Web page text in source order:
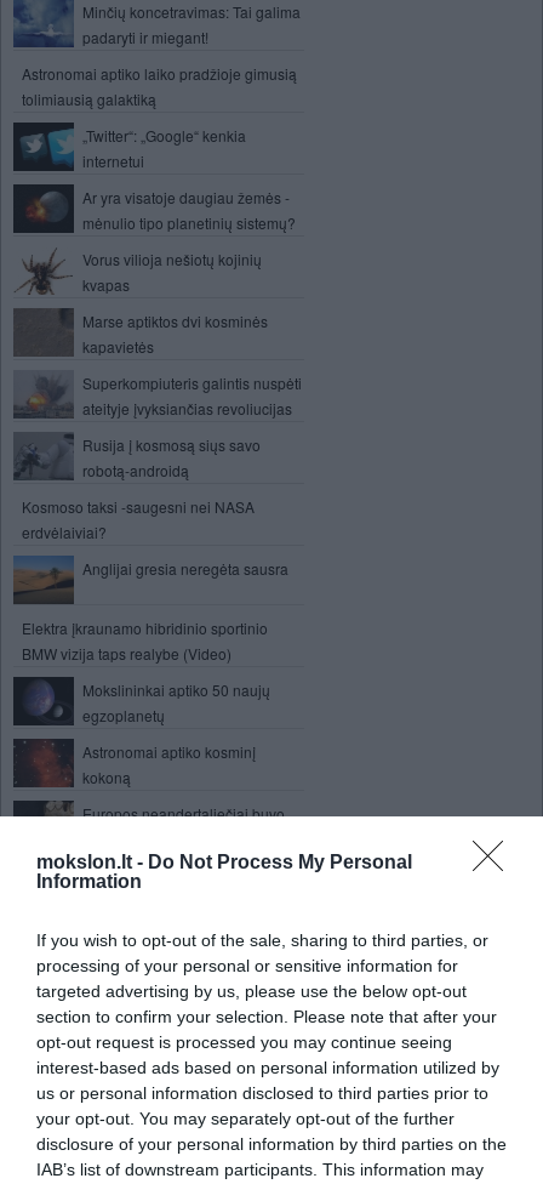
mokslon.lt - Do Not Process My Personal
Information
If you wish to opt-out of the sale, sharing to third parties, or
processing of your personal or sensitive information for
targeted advertising by us, please use the below opt-out
section to confirm your selection. Please note that after your
opt-out request is processed you may continue seeing
interest-based ads based on personal information utilized by
us or personal information disclosed to third parties prior to
your opt-out. You may separately opt-out of the further
disclosure of your personal information by third parties on the
IAB’s list of downstream participants. This information may
Minčių koncetravimas: Tai galima
padaryti ir miegant!
Astronomai aptiko laiko pradžioje gimusią
tolimiausią galaktiką
„Twitter“: „Google“ kenkia
internetui
Ar yra visatoje daugiau žemės -
mėnulio tipo planetinių sistemų?
Vorus vilioja nešiotų kojinių
kvapas
Marse aptiktos dvi kosminės
kapavietės
Superkompiuteris galintis nuspėti
ateityje įvyksiančias revoliucijas
Rusija į kosmosą siųs savo
robotą-androidą
Kosmoso taksi -saugesni nei NASA
erdvėlaiviai?
Anglijai gresia neregėta sausra
Elektra įkraunamo hibridinio sportinio
BMW vizija taps realybe (Video)
Mokslininkai aptiko 50 naujų
egzoplanetų
Astronomai aptiko kosminį
kokoną
Europos neandertaliečiai buvo
šiuolaikinio žmogaus pasirodymo
Mūsų ląstelės gyvena ties
savižudybės slenksčiu
Pradėta statyti pirmoji komercinių kosminių
laivų gamykla
Stroboskopiniai akiniai žaidimo
metu lavina atmintį
Olandų inžinierius išrado
skraidymo aparatą, kuris leidžia